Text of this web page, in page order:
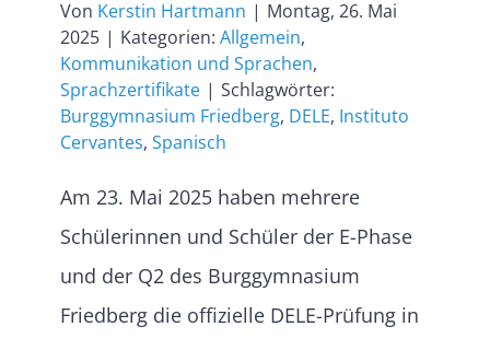
Von Kerstin Hartmann | Montag, 26. Mai
2025 | Kategorien: Allgemein,
Kommunikation und Sprachen,
Sprachzertifikate | Schlagwörter:
Burggymnasium Friedberg, DELE, Instituto
Cervantes, Spanisch
Am 23. Mai 2025 haben mehrere
Schülerinnen und Schüler der E-Phase
und der Q2 des Burggymnasium
Friedberg die offizielle DELE-Prüfung in